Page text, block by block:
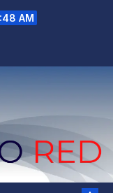
AM